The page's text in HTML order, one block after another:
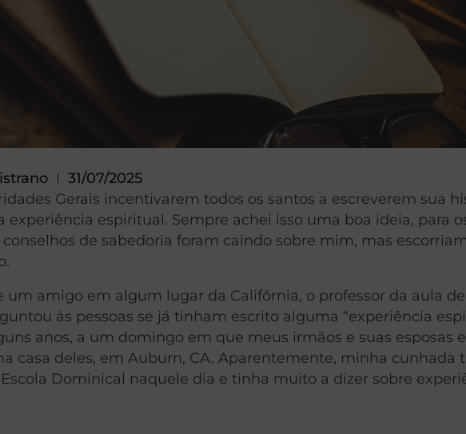
31/07/2025
Gerais incentivarem todos os santos a escreverem sua
espiritual. Sempre achei isso uma boa ideia, para
conselhos de sabedoria foram caindo sobre mim, mas
um amigo em algum lugar da Califórnia, o professor da aula de
às pessoas se já tinham escrito alguma “experiência
anos, a um domingo em que meus irmãos e suas esposas
casa deles, em Auburn, CA. Aparentemente, minha cunhada
Dominical naquele dia e tinha muito a dizer sobre